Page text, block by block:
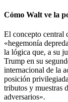
Cómo Walt ve la
El concepto central
«hegemonía
la lógica que, a su
Trump en su
internacional de la
posición
tributos y muestras
adversarios».